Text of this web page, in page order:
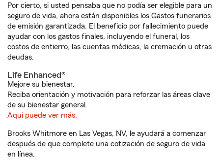
Por cierto, si usted pensaba que no podía ser elegible para un
seguro de vida, ahora están disponibles los Gastos funerarios
de emisión garantizada. El beneficio por fallecimiento puede
ayudar con los gastos finales, incluyendo el funeral, los
costos de entierro, las cuentas médicas, la cremación u otras
deudas.
Life Enhanced®
Mejore su bienestar.
Reciba orientación y motivación para reforzar las áreas clave
de su bienestar general.
Aquí puede ver más.
Brooks Whitmore en Las Vegas, NV, le ayudará a comenzar
después de que complete una cotización de seguro de vida
en línea.